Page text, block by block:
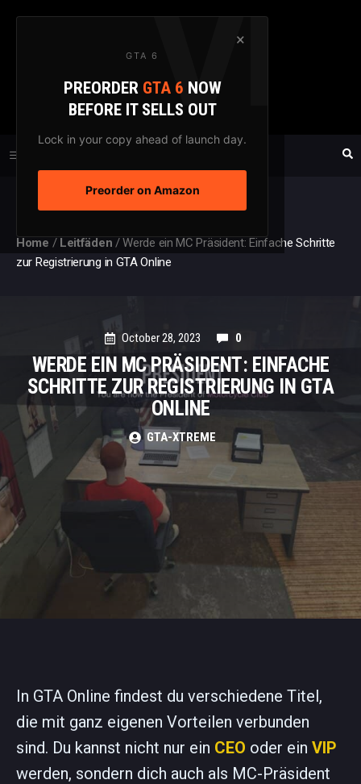
×
GTA 6
PREORDER GTA 6 NOW
BEFORE IT SELLS OUT
Lock in your copy ahead of launch day.
Preorder on Amazon
Zum
GTAXTREME
FANSEITE SEIT 2003
Home / Leitfäden /Werde ein MC Präsident: Einfache Schritte
zur Registrierung in GTA Online
October 28, 2023 0
WERDE EIN MC PRÄSIDENT: EINFACHE
SCHRITTE ZUR REGISTRIERUNG IN GTA
ONLINE
GTA-XTREME
In GTA Online findest du verschiedene Titel,
die mit ganz eigenen Vorteilen verbunden
sind. Du kannst nicht nur ein CEO oder ein VIP
werden, sondern dich auch als MC-Präsident